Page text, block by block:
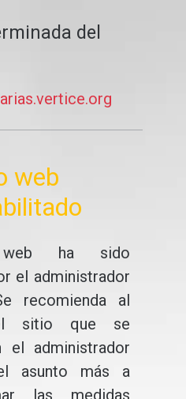
del
web
ha sido
el administrador
recomienda al
sitio que se
el administrador
asunto más a
las medidas